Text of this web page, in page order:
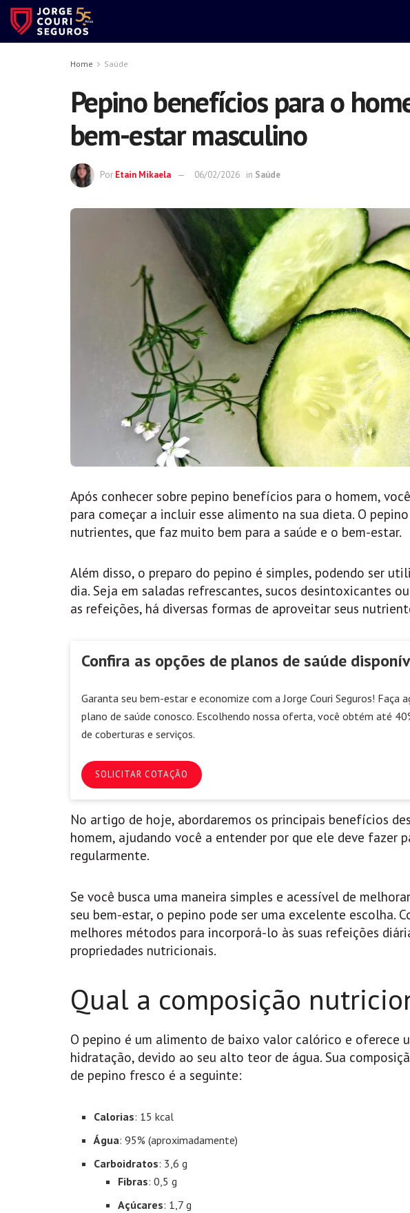
Home Saúde
Pepino benefícios para o
bem-estar masculino
Por Etain Mikaela 06/02/2026 in Saúde
Após conhecer sobre pepino benefícios para o homem,
para começar a incluir esse alimento na sua dieta. O
nutrientes, que faz muito bem para a saúde e o bem-estar.
Além disso, o preparo do pepino é simples, podendo ser
dia. Seja em saladas refrescantes, sucos desintoxicantes
as refeições, há diversas formas de aproveitar seus
Confira as opções de planos de saúde
Garanta seu bem-estar e economize com a Jorge Couri Seguros! Faça
plano de saúde conosco. Escolhendo nossa oferta, você obtém até
de coberturas e serviços.
SOLICITAR COTAÇÃO
No artigo de hoje, abordaremos os principais benefícios
homem, ajudando você a entender por que ele deve fazer
regularmente.
Se você busca uma maneira simples e acessível de
seu bem-estar, o pepino pode ser uma excelente escolha.
melhores métodos para incorporá-lo às suas refeições
propriedades nutricionais.
Qual a composição
O pepino é um alimento de baixo valor calórico e oferece
hidratação, devido ao seu alto teor de água. Sua
de pepino fresco é a seguinte:
Calorias: 15 kcal
Água: 95% (aproximadamente)
Carboidratos: 3,6 g
Fibras: 0,5 g
Açúcares: 1,7 g